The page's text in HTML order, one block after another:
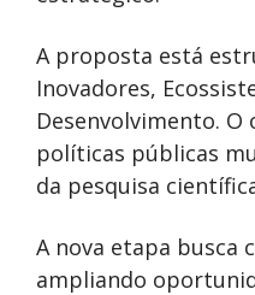
A proposta está
Inovadores,
Desenvolvimento.
políticas públicas
da pesquisa
A nova etapa busca
ampliando